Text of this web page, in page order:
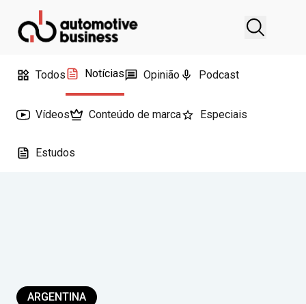
Todos Notícias Opinião Podcast
Vídeos Conteúdo de marca Especiais
Estudos
ARGENTINA